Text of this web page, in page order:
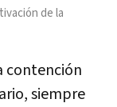
de la
contención
siempre